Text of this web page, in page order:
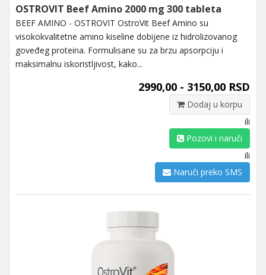
OSTROVIT Beef Amino 2000 mg 300 tableta
BEEF AMINO - OSTROVIT OstroVit Beef Amino su
visokokvalitetne amino kiseline dobijene iz hidrolizovanog
goveđeg proteina. Formulisane su za brzu apsorpciju i
maksimalnu iskoristljivost, kako...
2990,00 - 3150,00 RSD
Dodaj u korpu
ili
Pozovi i naruči
ili
Naruči preko SMS